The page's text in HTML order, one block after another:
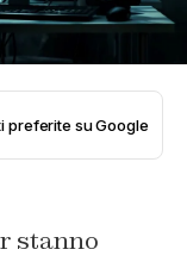
preferite su Google
stanno